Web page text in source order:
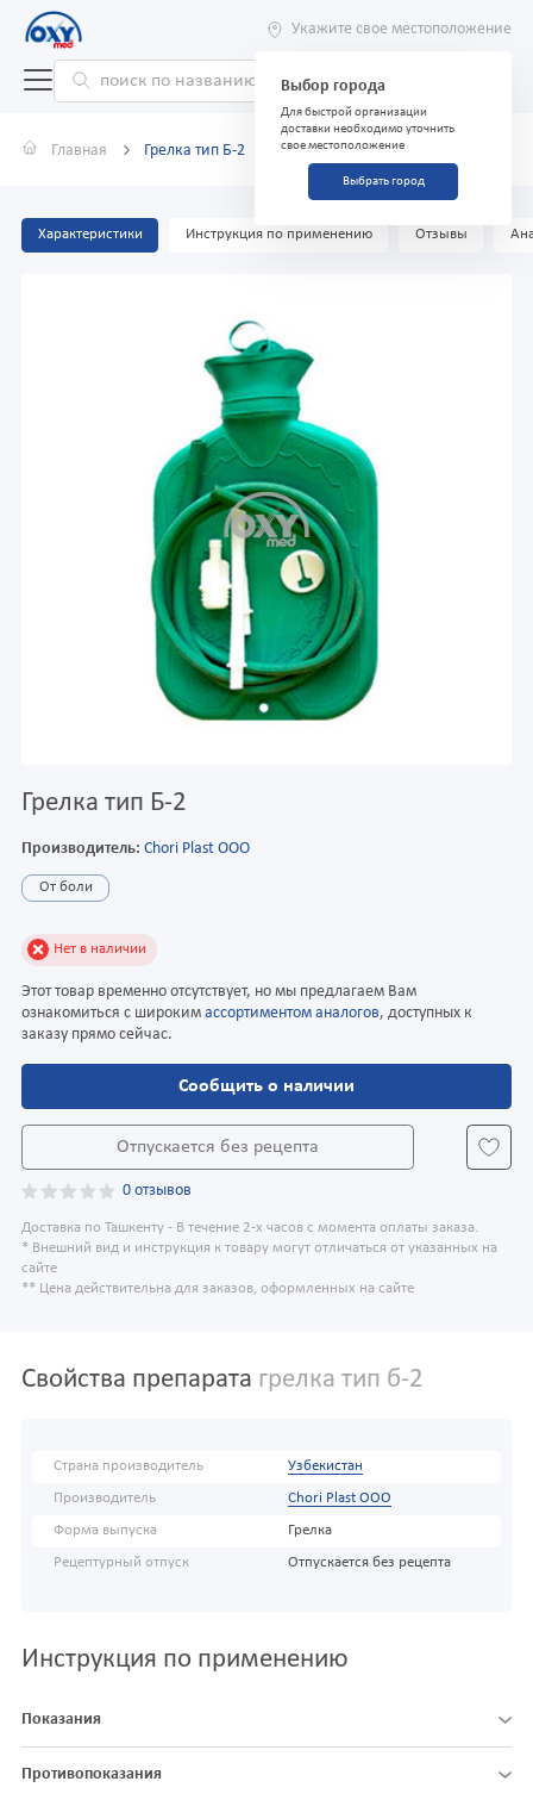
Укажите свое местоположение
Выбор города
Для быстрой организации
доставки необходимо уточнить
свое местоположение
Выбрать город
Главная Грелка тип Б-2
Характеристики Инструкция по применению Отзывы
Грелка тип Б-2
Производитель: Chori Plast OOO
От боли
Нет в наличии
Этот товар временно отсутствует, но мы предлагаем Вам
ознакомиться с широким ассортиментом аналогов, доступных к
заказу прямо сейчас.
Сообщить о наличии
Отпускается без рецепта
0 отзывов
Доставка по Ташкенту - В течение 2-х часов с момента оплаты заказа.
* Внешний вид и инструкция к товару могут отличаться от указанных на
сайте
** Цена действительна для заказов, оформленных на сайте
Свойства препарата грелка тип б-2
Страна производитель Узбекистан
Производитель Chori Plast OOO
Форма выпуска Грелка
Рецептурный отпуск Отпускается без рецепта
Инструкция по применению
Показания
Противопоказания